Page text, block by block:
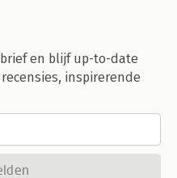
en blijf up-to-date
inspirerende